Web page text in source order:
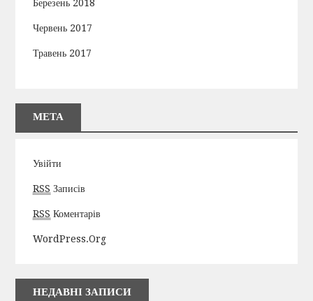
Березень 2018
Червень 2017
Травень 2017
МЕТА
Увійти
RSS Записів
RSS Коментарів
WordPress.org
НЕДАВНІ ЗАПИСИ